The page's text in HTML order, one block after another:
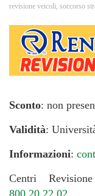
revisione veicoli soccorso
Sconto: non
Validità:
Informazioni:
Centri
800.20.22.02